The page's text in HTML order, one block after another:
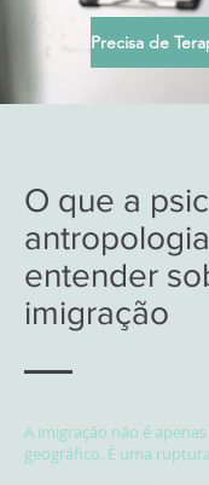
O que a
entender
imigração
A imigração não é
geográfico. É uma